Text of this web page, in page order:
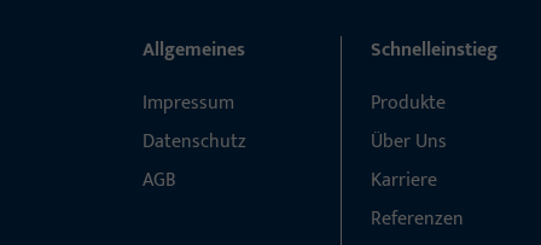
Allgemeines
Impressum
Datenschutz
AGB
Schnelleinstieg
Produkte
Über Uns
Karriere
Referenzen